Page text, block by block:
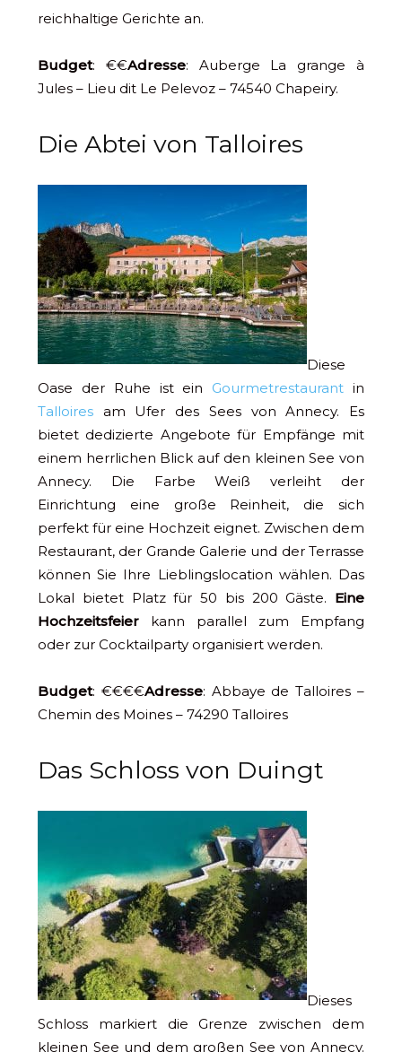
reichhaltige Gerichte an.
Budget: €€Adresse: Auberge La grange à
Jules – Lieu dit Le Pelevoz – 74540 Chapeiry.
Die Abtei von Talloires
Diese
Oase der Ruhe ist ein Gourmetrestaurant in
Talloires am Ufer des Sees von Annecy. Es
bietet dedizierte Angebote für Empfänge mit
einem herrlichen Blick auf den kleinen See von
Annecy. Die Farbe Weiß verleiht der
Einrichtung eine große Reinheit, die sich
perfekt für eine Hochzeit eignet. Zwischen dem
Restaurant, der Grande Galerie und der Terrasse
können Sie Ihre Lieblingslocation wählen. Das
Lokal bietet Platz für 50 bis 200 Gäste. Eine
Hochzeitsfeier kann parallel zum Empfang
oder zur Cocktailparty organisiert werden.
Budget: €€€€Adresse: Abbaye de Talloires –
Chemin des Moines – 74290 Talloires
Das Schloss von Duingt
Dieses
Schloss markiert die Grenze zwischen dem
kleinen See und dem großen See von Annecy.